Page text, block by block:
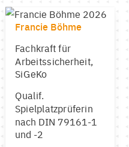
Francie Böhme
Fachkraft für
Arbeitssicherheit,
SiGeKo
Qualif.
Spielplatzprüferin
nach DIN 79161-1
und -2